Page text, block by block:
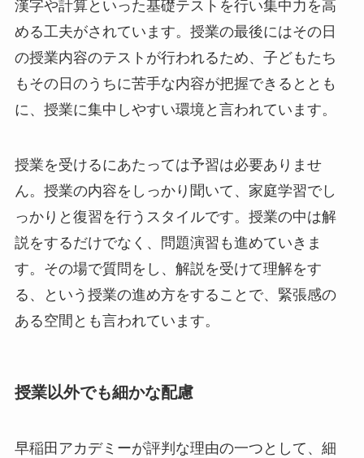
漢字や計算といった基礎テストを行い集中力を高
める工夫がされています。授業の最後にはその日
の授業内容のテストが行われるため、子どもたち
もその日のうちに苦手な内容が把握できるととも
に、授業に集中しやすい環境と言われています。
授業を受けるにあたっては予習は必要ありませ
ん。授業の内容をしっかり聞いて、家庭学習でし
っかりと復習を行うスタイルです。授業の中は解
説をするだけでなく、問題演習も進めていきま
す。その場で質問をし、解説を受けて理解をす
る、という授業の進め方をすることで、緊張感の
ある空間とも言われています。
授業以外でも細かな配慮
早稲田アカデミーが評判な理由の一つとして、細